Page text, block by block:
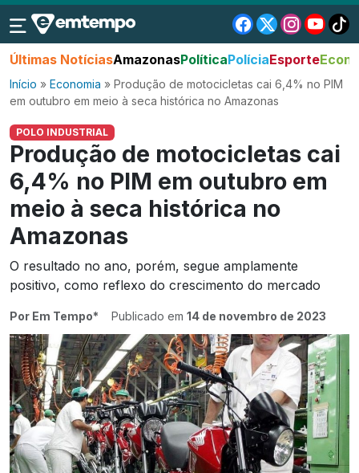
Últimas NotíciasAmazonasPolíticaPolíciaEsporte
Início » Economia » Produção de motocicletas cai 6,4% no PIM
em outubro em meio à seca histórica no Amazonas
POLO INDUSTRIAL
Produção de motocicletas cai
6,4% no PIM em outubro em
meio à seca histórica no
Amazonas
O resultado no ano, porém, segue amplamente
positivo, como reflexo do crescimento do mercado
Por Em Tempo* Publicado em 14 de novembro de 2023